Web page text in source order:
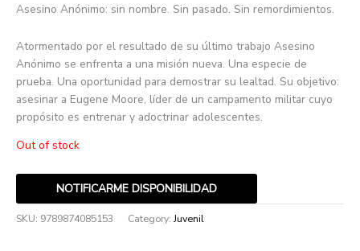
Asesino Anónimo: sin nombre. Sin pasado. Sin remordimientos.
Atormentado por el resultado de su último trabajo Asesino
Anónimo se enfrenta a una misión nueva. Una especie de
prueba. Una oportunidad para demostrar su lealtad. Su objetivo:
asesinar a Eugene Moore, líder de un campamento militar cuyo
propósito es entrenar y adoctrinar adolescentes.
Out of stock
NOTIFICARME DISPONIBILIDAD
SKU: 9789874085153 Category: Juvenil